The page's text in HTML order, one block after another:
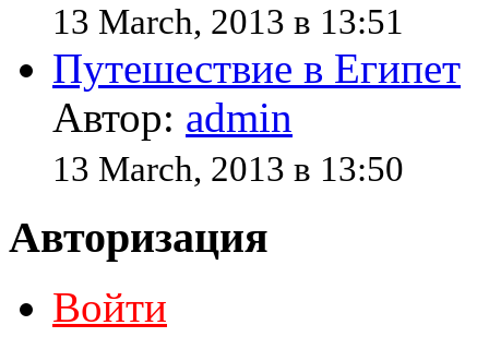
13 March, 2013 в 13:51
Путешествие в Египет
Автор: admin
13 March, 2013 в 13:50
Авторизация
Войти